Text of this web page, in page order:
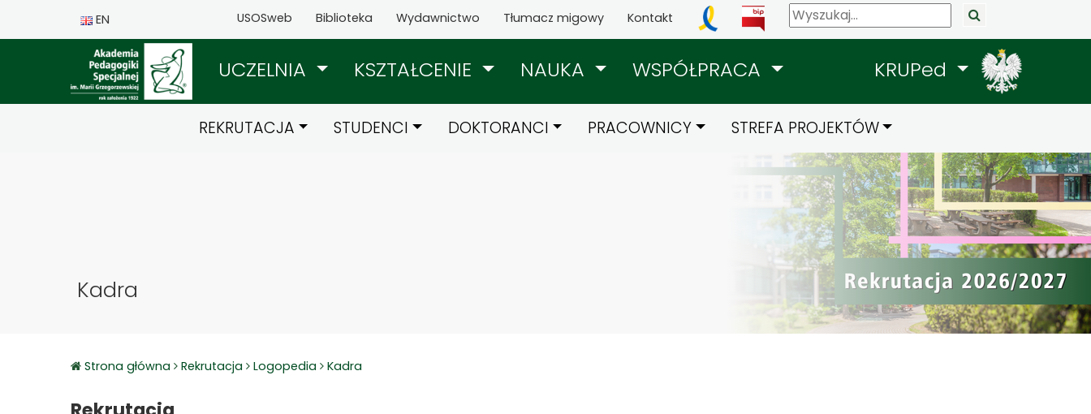
EN USOSweb Biblioteka Wydawnictwo Tłumacz migowy Kontakt
UCZELNIA KSZTAŁCENIE NAUKA WSPÓŁPRACA KRUPed
REKRUTACJA STUDENCI DOKTORANCI PRACOWNICY STREFA PROJEKTÓW
Kadra
Strona główna Rekrutacja Logopedia Kadra